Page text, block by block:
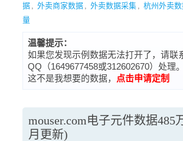
据 , 外卖商家数据 , 外卖数据采集 , 杭州外卖
量
温馨提示：
如果您发现示例数据无法打开了，请联
QQ（1649677458或312602670）处理。
这不是我想要的数据，
点击申请定制
mouser.com电子元件数据485
月更新)